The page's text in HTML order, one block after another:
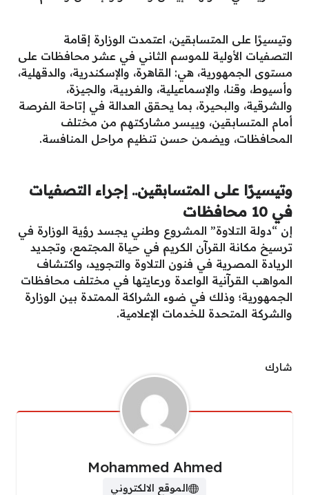
وتيسيرًا على المتسابقين، اعتمدت الوزارة إقامة
التصفيات الأولية للموسم الثاني في عشر محافظات على
مستوى الجمهورية، هي: القاهرة، والإسكندرية، والدقهلية،
وأسيوط، وقنا، والإسماعيلية، والغربية، والجيزة،
والشرقية، والبحيرة، بما يحقق العدالة في إتاحة الفرصة
أمام المتسابقين، وييسر مشاركتهم من مختلف
المحافظات، ويضمن حسن تنظيم مراحل المنافسة.
وتيسيرًا على المتسابقين.. إجراء التصفيات
في 10 محافظات
إن “دولة التلاوة” المشروع وطني يجسد رؤية الوزارة في
ترسيخ مكانة القرآن الكريم في حياة المجتمع، وتجديد
الريادة المصرية في فنون التلاوة والتجويد، واكتشاف
المواهب القرآنية الواعدة ورعايتها في مختلف محافظات
الجمهورية؛ وذلك في ضوء الشراكة الممتدة بين الوزارة
والشركة المتحدة للخدمات الإعلامية.
شارك
Mohammed Ahmed
الموقع الالكتروني